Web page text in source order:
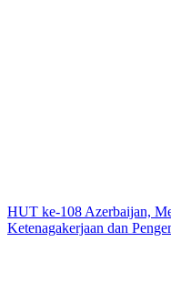
HUT ke-108 Azerbaijan,
Ketenagakerjaan dan